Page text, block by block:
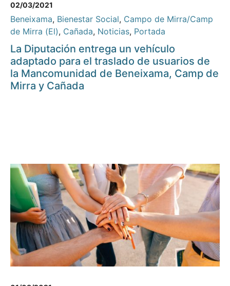
02/03/2021
Beneixama, Bienestar Social, Campo de Mirra/Camp
de Mirra (El), Cañada, Noticias, Portada
La Diputación entrega un vehículo
adaptado para el traslado de usuarios de
la Mancomunidad de Beneixama, Camp de
Mirra y Cañada